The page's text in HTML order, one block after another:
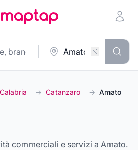
Calabria → Catanzaro → Amato
commerciali e servizi a Amato.